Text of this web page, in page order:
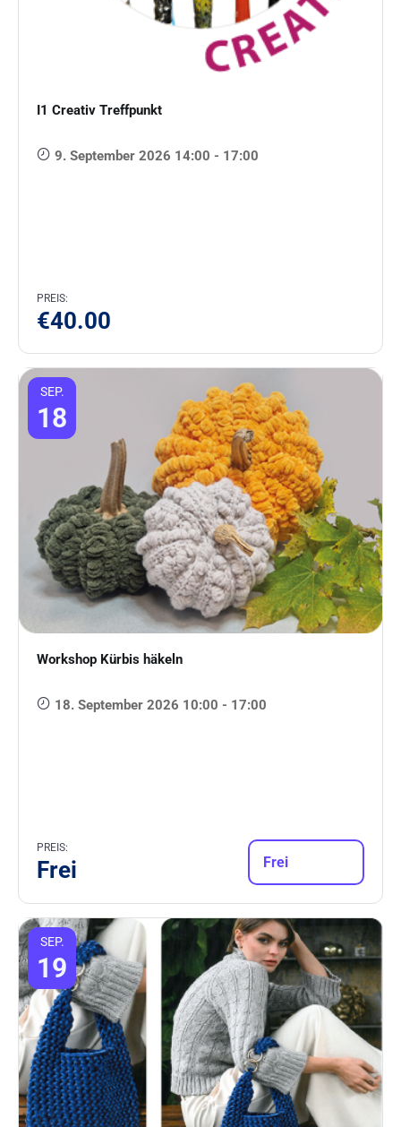
I1 Creativ Treffpunkt
9. September 2026 14:00 - 17:00
PREIS:
€40.00
SEP.
18
Workshop Kürbis häkeln
18. September 2026 10:00 - 17:00
PREIS:
Frei Frei
SEP.
19